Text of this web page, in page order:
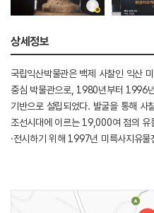
상세정보
국립익산박물관은 백제 사찰인 익산
중심 박물관으로, 1980년부터 1996
기반으로 설립되었다. 발굴을 통해 사
조선시대에 이르는 19,000여 점의 유
·전시하기 위해 1997년 미륵사지유
제11호 미륵사지 석탑의 해체·보수
같은 해 말, 기존 전시관은 국립으로
관리를 담당하게 되었다. 박물관은 다